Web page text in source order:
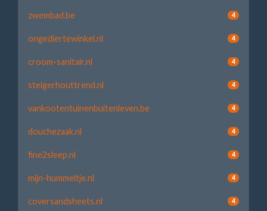
zwembad.be 4
ongediertewinkel.nl 4
croom-sanitair.nl 4
steigerhouttrend.nl 4
vankootentuinenbuitenleven.be 4
douchezaak.nl 4
fine2sleep.nl 4
mijn-hummeltje.nl 4
coversandsheets.nl 4